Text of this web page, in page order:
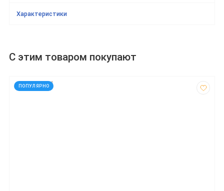
Характеристики
С этим товаром покупают
ПОПУЛЯРНО
код: 927364